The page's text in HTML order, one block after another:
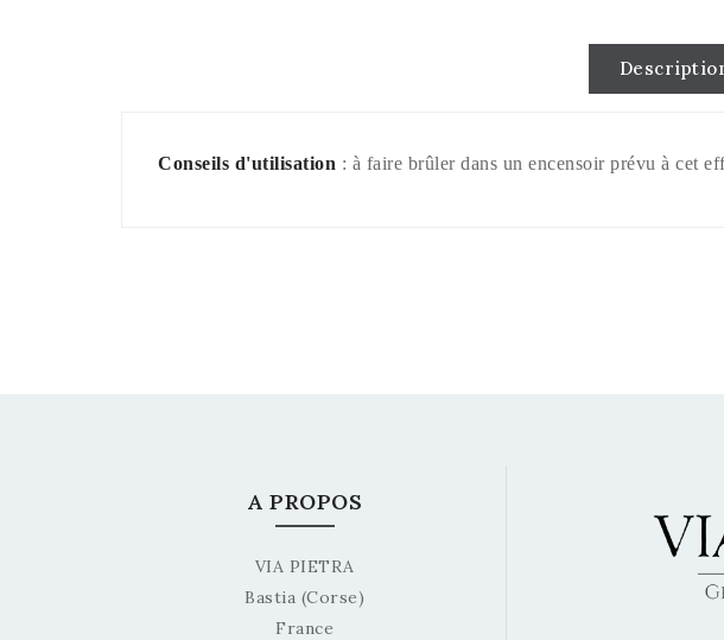
Conseils d'utilisation : à faire brûler dans un encensoir prévu à cet
A PROPOS
VIA PIETRA
Bastia (Corse)
France